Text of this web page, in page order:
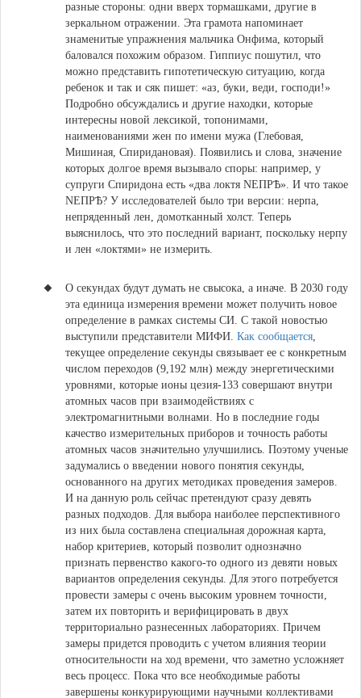
разные стороны: одни вверх тормашками, другие в
зеркальном отражении. Эта грамота напоминает
знаменитые упражнения мальчика Онфима, который
баловался похожим образом. Гиппиус пошутил, что
можно представить гипотетическую ситуацию, когда
ребенок и так и сяк пишет: «аз, буки, веди, господи!»
Подробно обсуждались и другие находки, которые
интересны новой лексикой, топонимами,
наименованиями жен по имени мужа (Глебовая,
Мишиная, Спиридановая). Появились и слова, значение
которых долгое время вызывало споры: например, у
супруги Спиридона есть «два локтя NЕПРѢ». И что такое
NЕПРѢ? У исследователей было три версии: нерпа,
непряденный лен, домотканный холст. Теперь
выяснилось, что это последний вариант, поскольку нерпу
и лен «локтями» не измерить.
О секундах будут думать не свысока, а иначе. В 2030 году
эта единица измерения времени может получить новое
определение в рамках системы СИ. С такой новостью
выступили представители МИФИ. Как сообщается,
текущее определение секунды связывает ее с конкретным
числом переходов (9,192 млн) между энергетическими
уровнями, которые ионы цезия-133 совершают внутри
атомных часов при взаимодействиях с
электромагнитными волнами. Но в последние годы
качество измерительных приборов и точность работы
атомных часов значительно улучшились. Поэтому ученые
задумались о введении нового понятия секунды,
основанного на других методиках проведения замеров.
И на данную роль сейчас претендуют сразу девять
разных подходов. Для выбора наиболее перспективного
из них была составлена специальная дорожная карта,
набор критериев, который позволит однозначно
признать первенство какого-то одного из девяти новых
вариантов определения секунды. Для этого потребуется
провести замеры с очень высоким уровнем точности,
затем их повторить и верифицировать в двух
территориально разнесенных лабораториях. Причем
замеры придется проводить с учетом влияния теории
относительности на ход времени, что заметно усложняет
весь процесс. Пока что все необходимые работы
завершены конкурирующими научными коллективами